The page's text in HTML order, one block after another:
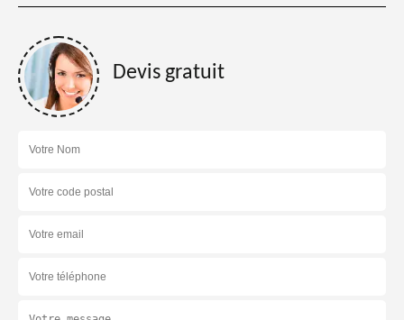
Devis gratuit